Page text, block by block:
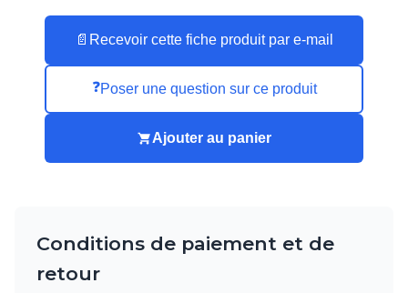
📄 Recevoir cette fiche produit par e-mail
❓Poser une question sur ce produit
Ajouter au panier
Conditions de paiement et de
retour